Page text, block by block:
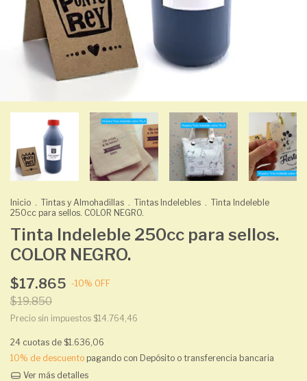
Inicio . Tintas y Almohadillas . Tintas Indelebles . Tinta Indeleble
250cc para sellos. COLOR NEGRO.
Tinta Indeleble 250cc para sellos.
COLOR NEGRO.
$17.865 -10% OFF
$19.850
Precio sin impuestos $14.764,46
24 cuotas de $1.636,06
10% de descuento pagando con Depósito o transferencia bancaria
Ver más detalles